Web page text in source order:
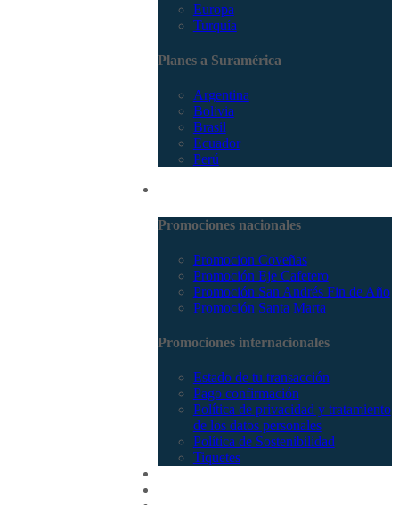
Europa
Turquía
Planes a Suramérica
Argentina
Bolivia
Brasil
Ecuador
Perú
Promociones nacionales
Promocion Coveñas
Promoción Eje Cafetero
Promoción San Andrés Fin de Año
Promoción Santa Marta
Promociones internacionales
Estado de tu transacción
Pago confirmación
Política de privacidad y tratamiento
de los datos personales
Política de Sostenibilidad
Tiquetes